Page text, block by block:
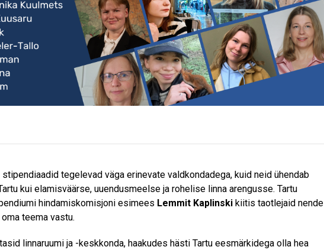
tegelevad väga erinevate valdkondadega, kuid neid ühendab
kui elamisväärse, uuendusmeelse ja rohelise linna arengusse. Tartu
hindamiskomisjoni esimees Lemmit Kaplinski kiitis taotlejaid nende
teema vastu.
linnaruumi ja -keskkonda, haakudes hästi Tartu eesmärkidega olla hea